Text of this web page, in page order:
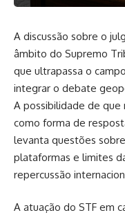
A discussão sobre o
âmbito do Supremo
que ultrapassa o
integrar o debate
A possibilidade de
como forma de
levanta questões
plataformas e limites
repercussão
A atuação do STF em